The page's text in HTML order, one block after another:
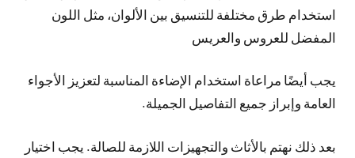
استخدام طرق مختلفة للتنسيق بين الألوان، مثل اللون
المفضل للعروس والعريس
يجب أيضًا مراعاة استخدام الإضاءة المناسبة لتعزيز الأجواء
العامة وإبراز جميع التفاصيل الجميلة.
بعد ذلك نهتم بالأثاث والتجهيزات اللازمة للصالة. يجب اختيار